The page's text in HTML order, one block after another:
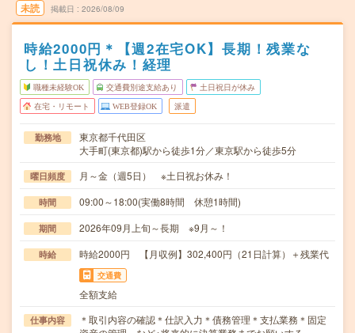
未読 掲載日 2026/08/09
時給2000円＊【週2在宅OK】長期！残業な
し！土日祝休み！経理
職種未経験OK 交通費別途支給あり 土日祝日が休み
在宅・リモート WEB登録OK 派遣
勤務地
東京都千代田区
大手町(東京都)駅から徒歩1分／東京駅から徒歩5分
曜日頻度 月～金（週5日） ※土日祝お休み！
時間 09:00～18:00(実働8時間 休憩1時間)
期間 2026年09月上旬～長期 ※9月～！
時給 時給2000円 【月収例】302,400円（21日計算）＋残業代
交通費
全額支給
仕事内容
＊取引内容の確認＊仕訳入力＊債務管理＊支払業務＊固定